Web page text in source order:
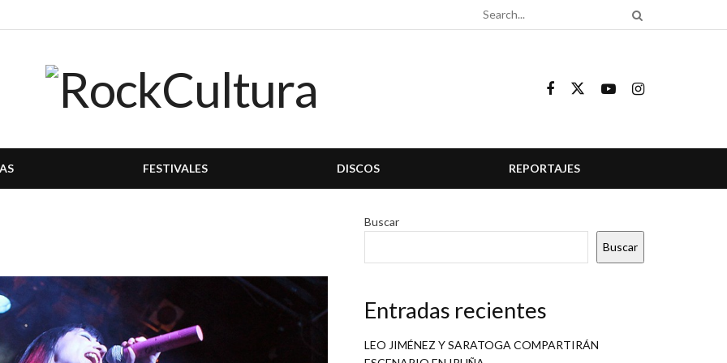
FESTIVALES DISCOS REPORTAJES
Buscar
Buscar
Entradas recientes
LEO JIMÉNEZ Y SARATOGA COMPARTIRÁN